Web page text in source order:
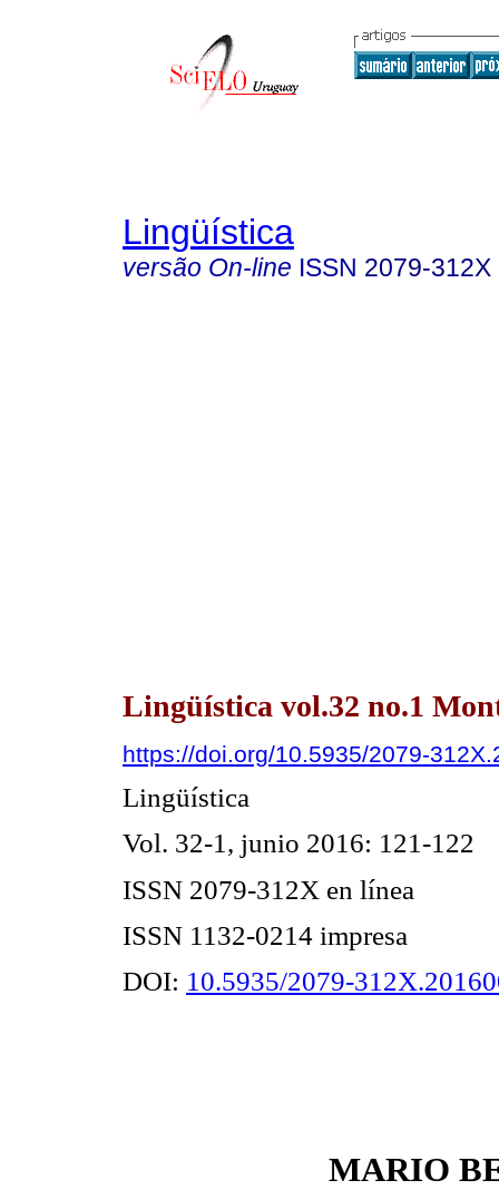
Lingüística
versão On-line ISSN 2079-312X
Lingüística vol.32 no.1
https://doi.org/10.5935/2079-
Lingüística
Vol. 32-1, junio 2016: 121-122
ISSN 2079-312X en línea
ISSN 1132-0214 impresa
DOI: 10.5935/2079-
MARIO